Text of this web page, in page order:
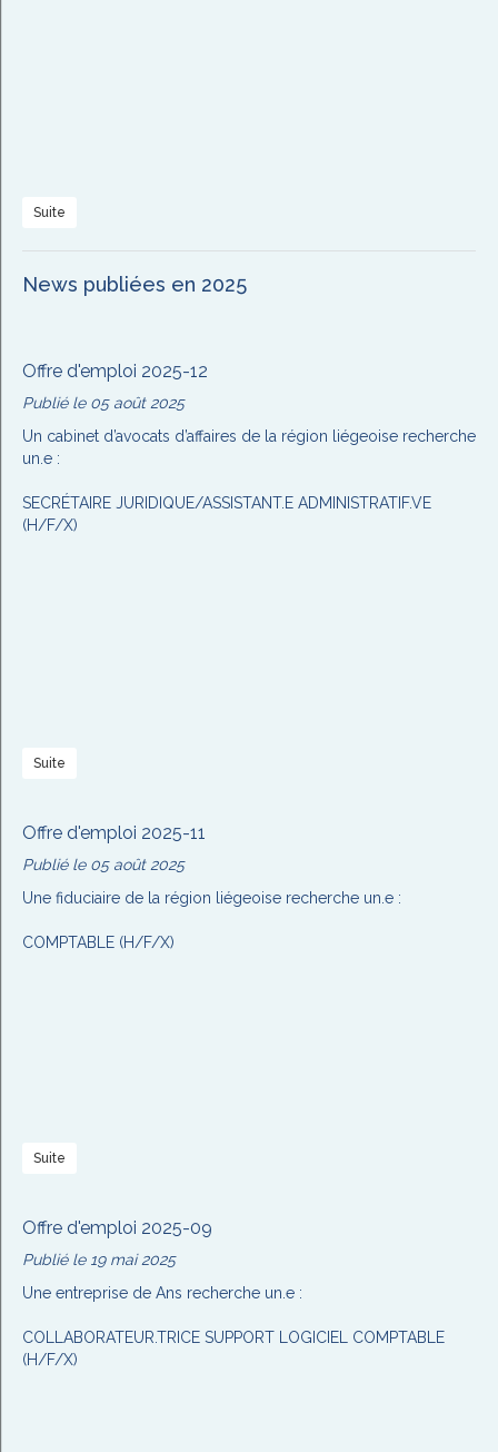
Suite
News publiées en 2025
Offre d'emploi 2025-12
Publié le 05 août 2025
Un cabinet d’avocats d’affaires de la région liégeoise recherche
un.e :
SECRÉTAIRE JURIDIQUE/ASSISTANT.E ADMINISTRATIF.VE
(H/F/X)
Suite
Offre d'emploi 2025-11
Publié le 05 août 2025
Une fiduciaire de la région liégeoise recherche un.e :
COMPTABLE (H/F/X)
Suite
Offre d'emploi 2025-09
Publié le 19 mai 2025
Une entreprise de Ans recherche un.e :
COLLABORATEUR.TRICE SUPPORT LOGICIEL COMPTABLE
(H/F/X)